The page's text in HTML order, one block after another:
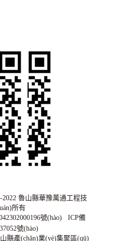
2022 魯山縣華豫萬通工程技
所有
號(hào) ICP備
號(hào)
縣產(chǎn)業(yè)集聚區(qū)